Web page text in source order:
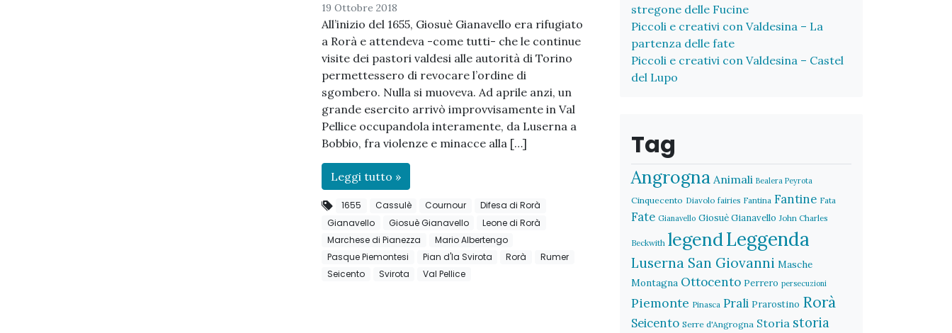
19 Ottobre 2018
All’inizio del 1655, Giosuè Gianavello era rifugiato
a Rorà e attendeva -come tutti- che le continue
visite dei pastori valdesi alle autorità di Torino
permettessero di revocare l’ordine di
sgombero. Nulla si muoveva. Ad aprile anzi, un
grande esercito arrivò improvvisamente in Val
Pellice occupandola interamente, da Luserna a
Bobbio, fra violenze e minacce alla […]
Leggi tutto »
1655 Cassulè Cournour
Difesa di Rorà
Gianavello
Giosuè Gianavello
Leone di Rorà
Marchese di Pianezza
Mario Albertengo
Pasque Piemontesi
Pian d'la Svirota Rorà
Rumer
Seicento
Svirota Val Pellice
stregone delle Fucine
Piccoli e creativi con Valdesina – La
partenza delle fate
Piccoli e creativi con Valdesina – Castel
del Lupo
Tag
Angrogna Animali Bealera Peyrota
Cinquecento Diavolo fairies Fantina Fantine Fata
Fate Gianavello Giosuè Gianavello John Charles
Beckwith legendLeggenda
Luserna San Giovanni Masche
Montagna Ottocento Perrero persecuzioni
Piemonte Pinasca Prali Prarostino Rorà
Seicento Serre d'Angrogna Storia storia